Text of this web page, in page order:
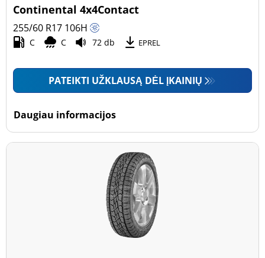
Continental 4x4Contact
255/60 R17 106H
C C 72 db EPREL
PATEIKTI UŽKLAUSĄ DĖL ĮKAINIŲ
Daugiau informacijos